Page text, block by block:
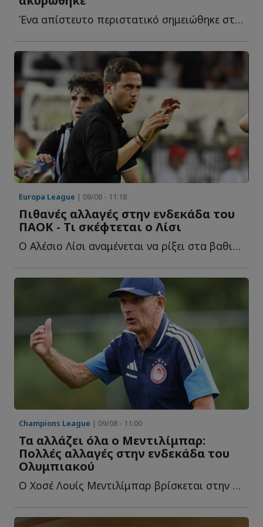
Ένα απίστευτο περιστατικό σημειώθηκε στην αναμέτρηση τ...
Europa League | 09/08 - 11:18
Πιθανές αλλαγές στην ενδεκάδα του
ΠΑΟΚ - Τι σκέφτεται ο Λίσι
Ο Αλέσιο Λίσι αναμένεται να ρίξει στα βαθιά τόσο τον Γ...
Champions League | 09/08 - 11:00
Τα αλλάζει όλα ο Μεντιλίμπαρ:
Πολλές αλλαγές στην ενδεκάδα του
Ολυμπιακού
Ο Χοσέ Λουίς Μεντιλίμπαρ βρίσκεται στην τελική ευθεία τ...